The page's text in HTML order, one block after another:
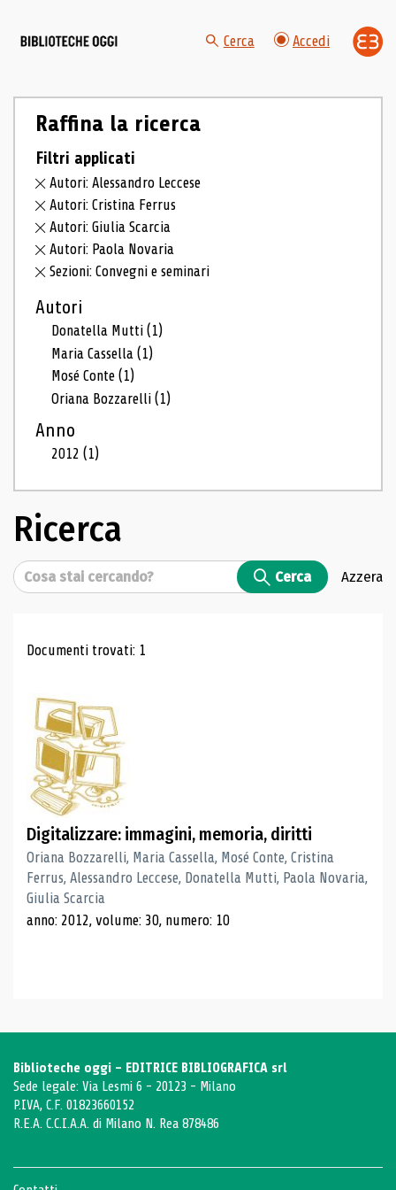
Cerca Accedi
Raffina la ricerca
Filtri applicati
Autori: Alessandro Leccese
Autori: Cristina Ferrus
Autori: Giulia Scarcia
Autori: Paola Novaria
Sezioni: Convegni e seminari
Autori
Donatella Mutti(1)
Maria Cassella(1)
Mosé Conte(1)
Oriana Bozzarelli(1)
Anno
2012(1)
Ricerca
Cerca Cerca Azzera
Risultati di ricerca
Documenti trovati: 1
Digitalizzare: immagini, memoria, diritti
Oriana Bozzarelli, Maria Cassella, Mosé Conte, Cristina
Ferrus, Alessandro Leccese, Donatella Mutti, Paola Novaria,
Giulia Scarcia
anno: 2012, volume: 30, numero: 10
Biblioteche oggi - EDITRICE BIBLIOGRAFICA srl
Sede legale: Via Lesmi 6 - 20123 - Milano
P.IVA, C.F. 01823660152
R.E.A. C.C.I.A.A. di Milano N. Rea 878486